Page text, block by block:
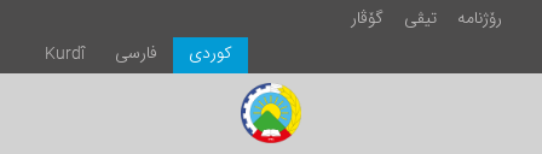
رۆژنامە تیڤی
گۆڤار
Kurdî
فارسی كوردی